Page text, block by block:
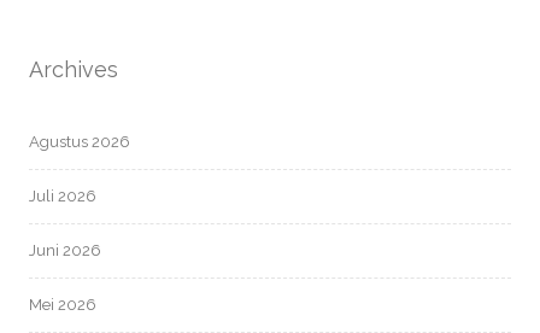
Archives
Agustus 2026
Juli 2026
Juni 2026
Mei 2026